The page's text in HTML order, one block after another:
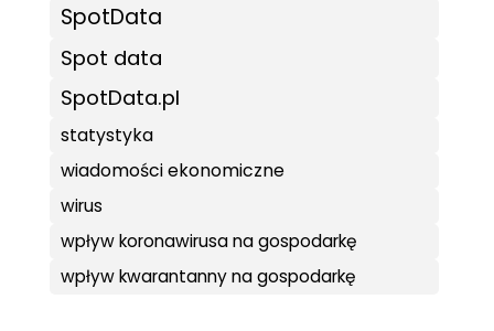
SpotData
Spot data
SpotData.pl
statystyka
wiadomości ekonomiczne
wirus
wpływ koronawirusa na gospodarkę
wpływ kwarantanny na gospodarkę